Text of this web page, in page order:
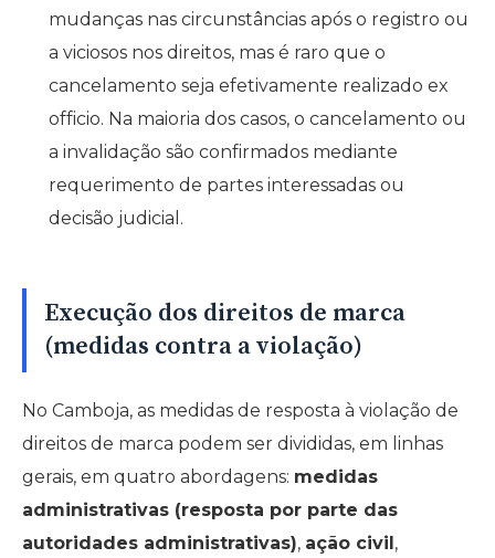
mudanças nas circunstâncias após o registro ou
a viciosos nos direitos, mas é raro que o
cancelamento seja efetivamente realizado ex
officio. Na maioria dos casos, o cancelamento ou
a invalidação são confirmados mediante
requerimento de partes interessadas ou
decisão judicial.
Execução dos direitos de marca
(medidas contra a violação)
No Camboja, as medidas de resposta à violação de
direitos de marca podem ser divididas, em linhas
gerais, em quatro abordagens: medidas
administrativas (resposta por parte das
autoridades administrativas), ação civil,